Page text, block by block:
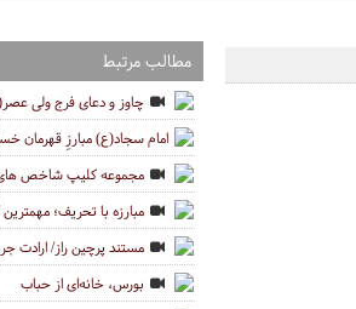
مطالب مرتبط
چاوز و دعای فرج ولی
امام سجاد(ع) مبارزِ قهرمان
مجموعه کلیپ شاخص
مبارزه با تحریف؛ مهمترین
مستند پرچین راز/ ارادت
بورس، خانه‌ای از حباب